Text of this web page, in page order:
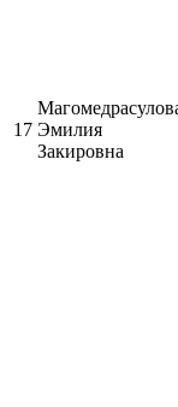
17 Эмилия
Закировна